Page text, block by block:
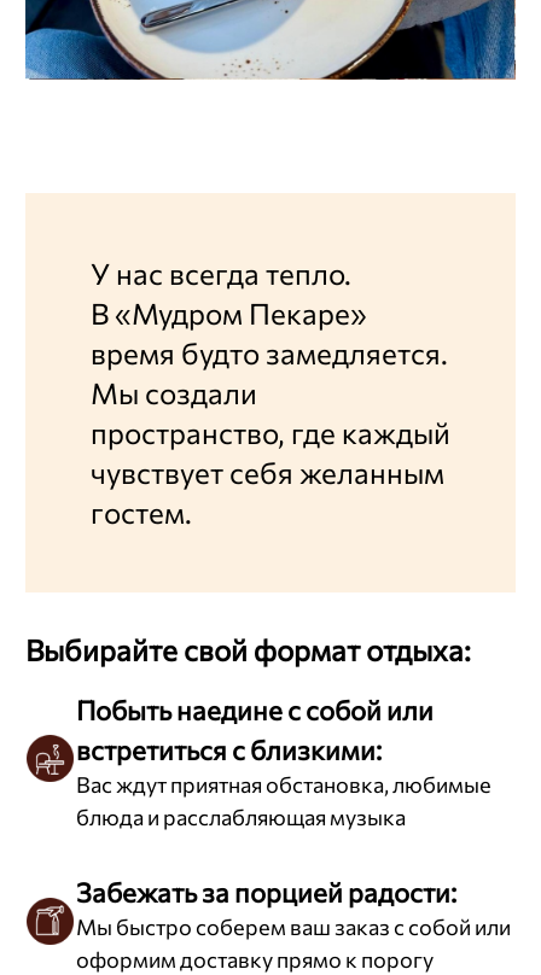
У нас всегда тепло.
В «Мудром Пекаре»
время будто замедляется.
Мы создали
пространство, где каждый
чувствует себя желанным
гостем.
Выбирайте свой формат отдыха:
Побыть наедине с собой или
встретиться с близкими:
Вас ждут приятная обстановка, любимые
блюда и расслабляющая музыка
Забежать за порцией радости:
Мы быстро соберем ваш заказ с собой или
оформим доставку прямо к порогу